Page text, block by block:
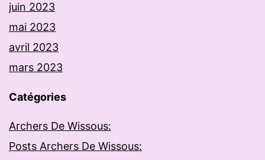
juin 2023
mai 2023
avril 2023
mars 2023
Catégories
Archers De Wissous:
Posts Archers De Wissous: